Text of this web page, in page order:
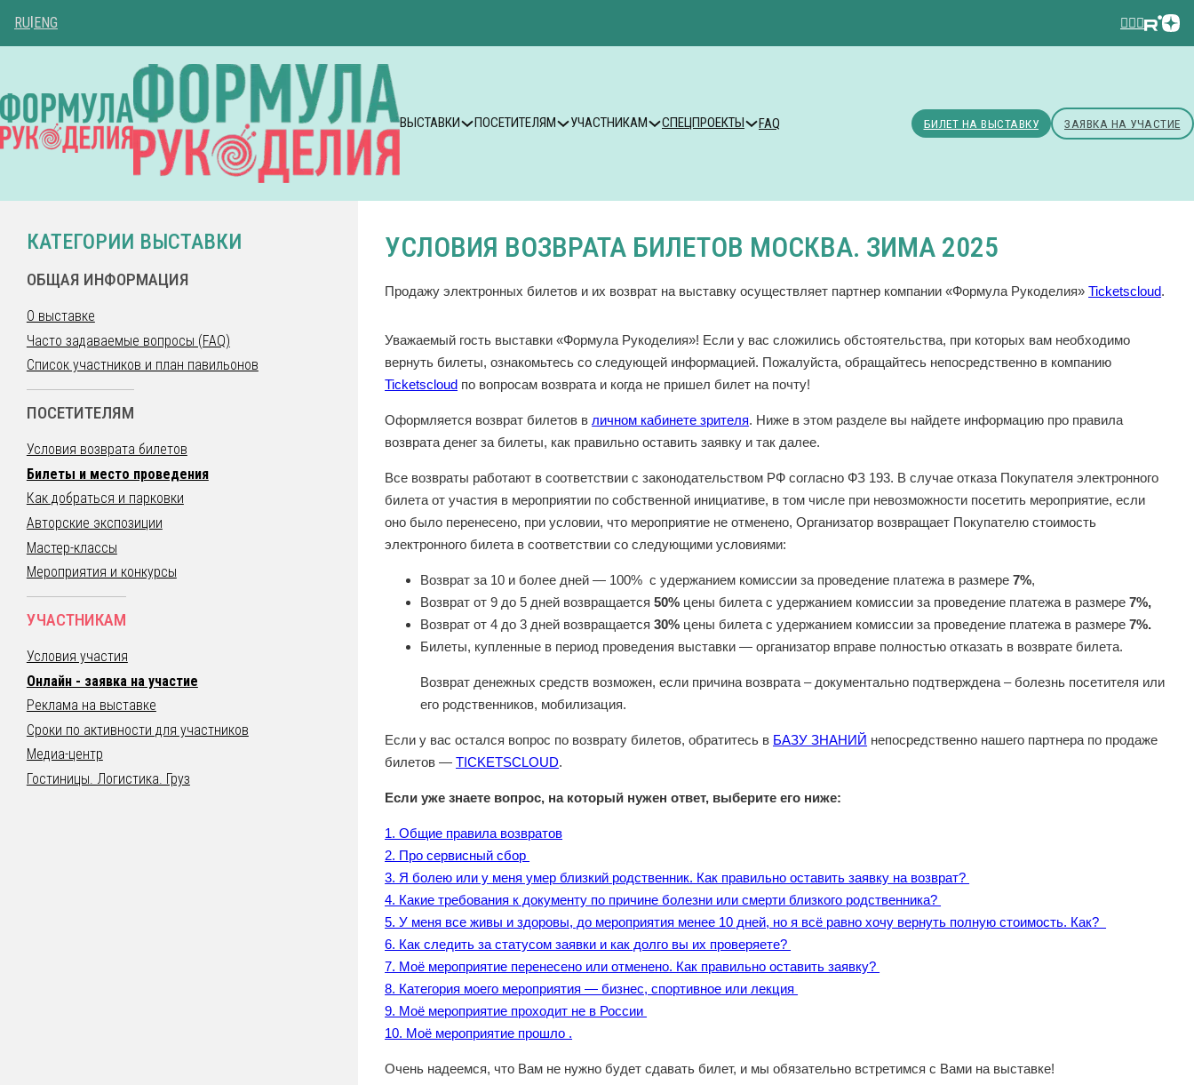
RU ENG
ВЫСТАВКИ ПОСЕТИТЕЛЯМ УЧАСТНИКАМ СПЕЦПРОЕКТЫ FAQ БИЛЕТ НА ВЫСТАВКУ ЗАЯВКА НА УЧАСТИЕ
КАТЕГОРИИ ВЫСТАВКИ
ОБЩАЯ ИНФОРМАЦИЯ
О выставке
Часто задаваемые вопросы (FAQ)
Список участников и план павильонов
ПОСЕТИТЕЛЯМ
Условия возврата билетов
Билеты и место проведения
Как добраться и парковки
Авторские экспозиции
Мастер-классы
Мероприятия и конкурсы
УЧАСТНИКАМ
Условия участия
Онлайн - заявка на участие
Реклама на выставке
Сроки по активности для участников
Медиа-центр
Гостиницы. Логистика. Груз
УСЛОВИЯ ВОЗВРАТА БИЛЕТОВ МОСКВА. ЗИМА 2025
Продажу электронных билетов и их возврат на выставку осуществляет партнер компании «Формула Рукоделия»Ticketscloud.
Уважаемый гость выставки «Формула Рукоделия»! Если у вас сложились обстоятельства, при которых вам необходимо
вернуть билеты, ознакомьтесь со следующей информацией. Пожалуйста, обращайтесь непосредственно в компанию
Ticketscloud по вопросам возврата и когда не пришел билет на почту!
Оформляется возврат билетов в личном кабинете зрителя. Ниже в этом разделе вы найдете информацию про правила
возврата денег за билеты, как правильно оставить заявку и так далее.
Все возвраты работают в соответствии с законодательством РФ согласно ФЗ 193. В случае отказа Покупателя электронного
билета от участия в мероприятии по собственной инициативе, в том числе при невозможности посетить мероприятие, если
оно было перенесено, при условии, что мероприятие не отменено, Организатор возвращает Покупателю стоимость
электронного билета в соответствии со следующими условиями:
Возврат за 10 и более дней — 100% с удержанием комиссии за проведение платежа в размере7%,
Возврат от 9 до 5 дней возвращается50% цены билета с удержанием комиссии за проведение платежа в размере7%,
Возврат от 4 до 3 дней возвращается30% цены билета с удержанием комиссии за проведение платежа в размере7%.
Билеты, купленные в период проведения выставки — организатор вправе полностью отказать в возврате билета.
Возврат денежных средств возможен, если причина возврата – документально подтверждена – болезнь посетителя или
его родственников, мобилизация.
Если у вас остался вопрос по возврату билетов, обратитесь в БАЗУ ЗНАНИЙ непосредственно нашего партнера по продаже
билетов —TICKETSCLOUD.
Если уже знаете вопрос, на который нужен ответ, выберите его ниже:
1. Общие правила возвратов
2. Про сервисный сбор
3. Я болею или у меня умер близкий родственник. Как правильно оставить заявку на возврат?
4. Какие требования к документу по причине болезни или смерти близкого родственника?
5. У меня все живы и здоровы, до мероприятия менее 10 дней, но я всё равно хочу вернуть полную стоимость. Как?
6. Как следить за статусом заявки и как долго вы их проверяете?
7. Моё мероприятие перенесено или отменено. Как правильно оставить заявку?
8. Категория моего мероприятия — бизнес, спортивное или лекция
9. Моё мероприятие проходит не в России
10. Моё мероприятие прошло .
Очень надеемся, что Вам не нужно будет сдавать билет, и мы обязательно встретимся с Вами на выставке!